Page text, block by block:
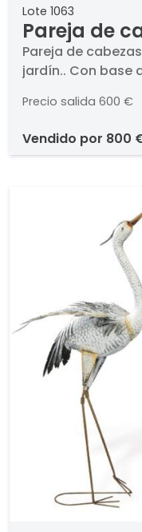
Lote 1063
Pareja de
caliza para
Pareja de
jardín.. Con base
Precio salida 600 €
vendido por 800